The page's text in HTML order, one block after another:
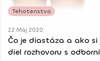
Tehotenstvo
22 Máj 2020
Čo je diastáza a ako
diel rozhovoru s